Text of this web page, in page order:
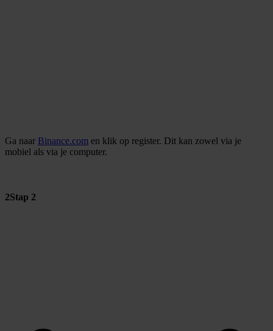
Ga naar Binance.com en klik op register. Dit kan zowel via je
mobiel als via je computer.
2Stap 2